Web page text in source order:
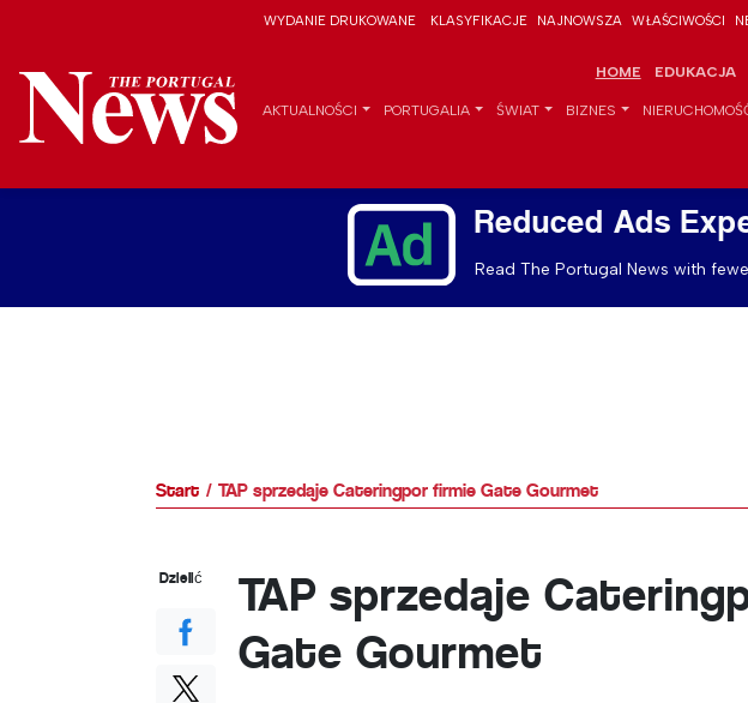
WYDANIE DRUKOWANE KLASYFIKACJE NAJNOWSZA WŁAŚCIWOŚCI
HOME EDUKACJA
AKTUALNOŚCI PORTUGALIA ŚWIAT BIZNES
Reduced Ads
Read The Portugal News with
Start TAP sprzedaje Cateringpor firmie Gate Gourmet
TAP sprzedaje
Gate Gourmet
Dzielić